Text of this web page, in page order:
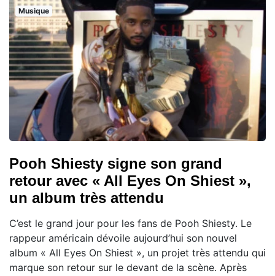
Musique
Pooh Shiesty signe son grand
retour avec « All Eyes On Shiest »,
un album très attendu
C’est le grand jour pour les fans de Pooh Shiesty. Le
rappeur américain dévoile aujourd’hui son nouvel
album « All Eyes On Shiest », un projet très attendu qui
marque son retour sur le devant de la scène. Après